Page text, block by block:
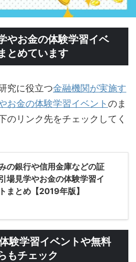
やお金の体験学習イベ
とめています
究に役立つ金融機関が実施す
お金の体験学習イベントのま
のリンク先をチェックしてく
の銀行や信用金庫などの証
場見学やお金の体験学習イ
まとめ【2019年版】
験学習イベントや無料
もチェック